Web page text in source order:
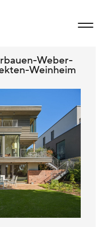
Weber-
Weinheim